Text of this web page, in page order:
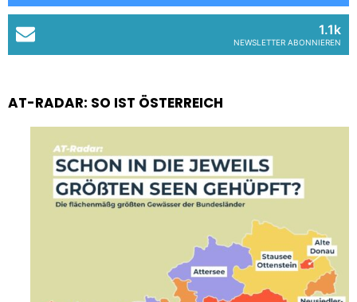
1.1k
NEWSLETTER ABONNIEREN
AT-RADAR: SO IST ÖSTERREICH